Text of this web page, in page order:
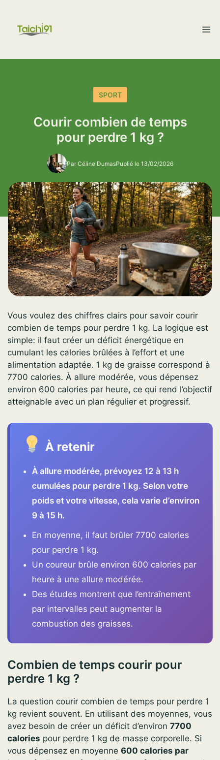
contenu
SPORT
Courir combien de temps
pour perdre 1 kg ?
Par Céline DumasPublié le 13/02/2026
Vous voulez des chiffres clairs pour savoir courir
combien de temps pour perdre 1 kg. La logique est
simple: il faut créer un déficit énergétique en
cumulant les calories brûlées à l’effort et une
alimentation adaptée. 1 kg de graisse correspond à
7700 calories. À allure modérée, vous dépensez
environ 600 calories par heure, ce qui rend l’objectif
atteignable avec un plan régulier et progressif.
À retenir
À allure modérée, prévoyez 12 à 13 h
cumulées pour perdre 1 kg. Selon votre
poids et votre vitesse, cela varie d’environ
9 à 15 h.
En moyenne, il faut brûler 7700 calories
pour perdre 1 kg.
Un coureur brûle environ 600 calories par
heure à une allure modérée.
Des études montrent que l’entraînement
par intervalles peut augmenter la
combustion des graisses.
Combien de temps courir pour
perdre 1 kg ?
La question courir combien de temps pour perdre 1
kg revient souvent. En utilisant des moyennes, vous
avez besoin de créer un déficit d’environ 7700
calories pour perdre 1 kg de masse corporelle. Si
vous dépensez en moyenne 600 calories par